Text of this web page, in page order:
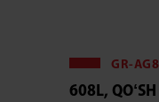
GR-
608L,